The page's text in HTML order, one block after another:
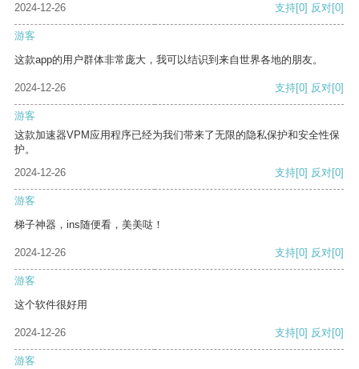
2024-12-26
支持[0] 反对[0]
游客
这款app的用户群体非常庞大，我可以结识到来自世界各地的朋友。
2024-12-26 支持[0] 反对[0]
游客
这款加速器VPM应用程序已经为我们带来了无限的隐私保护和安全性保
护。
2024-12-26
支持[0] 反对[0]
游客
梯子神器，ins随便看，美美哒！
2024-12-26 支持[0] 反对[0]
游客
这个软件很好用
2024-12-26 支持[0] 反对[0]
游客